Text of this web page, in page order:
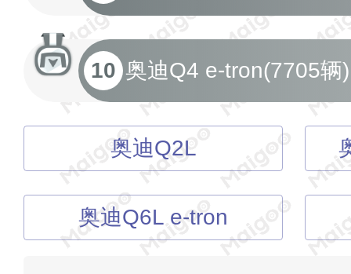
10 奥迪Q4 e-tron(7705辆)
奥迪Q2L
奥迪Q6L e-tron